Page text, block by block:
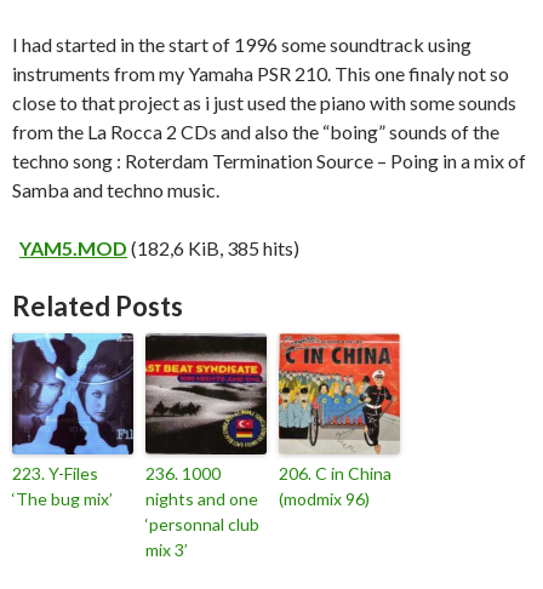
I had started in the start of 1996 some soundtrack using
instruments from my Yamaha PSR 210. This one finaly not so
close to that project as i just used the piano with some sounds
from the La Rocca 2 CDs and also the “boing” sounds of the
techno song : Roterdam Termination Source – Poing in a mix of
Samba and techno music.
YAM5.MOD (182,6 KiB, 385 hits)
Related Posts
223. Y-Files
‘The bug mix’
236. 1000
nights and one
‘personnal club
mix 3’
206. C in China
(modmix 96)